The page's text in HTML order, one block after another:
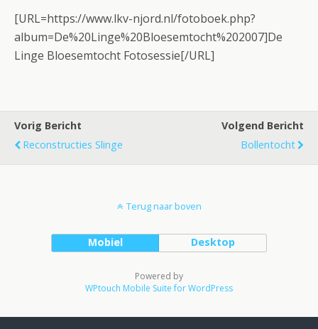
[URL=https://www.lkv-njord.nl/fotoboek.php?
album=De%20Linge%20Bloesemtocht%202007]De
Linge Bloesemtocht Fotosessie[/URL]
Vorig Bericht
Reconstructies Slinge
Volgend Bericht
Bollentocht
Terug naar boven
Mobiel Desktop
Powered by
WPtouch Mobile Suite for WordPress